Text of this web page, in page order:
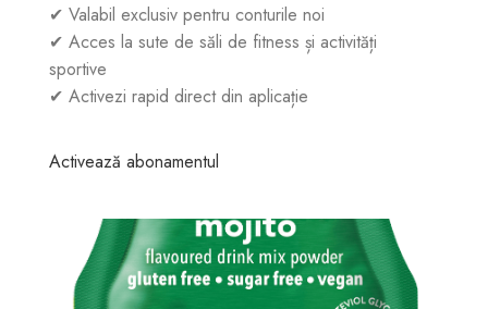
✔ Valabil exclusiv pentru conturile noi
✔ Acces la sute de săli de fitness și activități
sportive
✔ Activezi rapid direct din aplicație
Activează abonamentul